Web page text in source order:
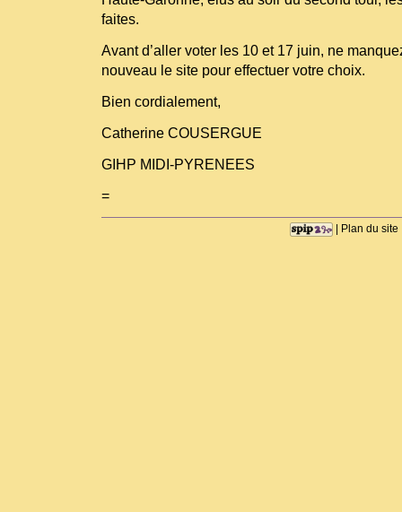
faites.
Avant d’aller voter les 10 et 17 juin, ne
nouveau le site pour effectuer votre choix.
Bien cordialement,
Catherine COUSERGUE
GIHP MIDI-PYRENEES
=
| Plan du site